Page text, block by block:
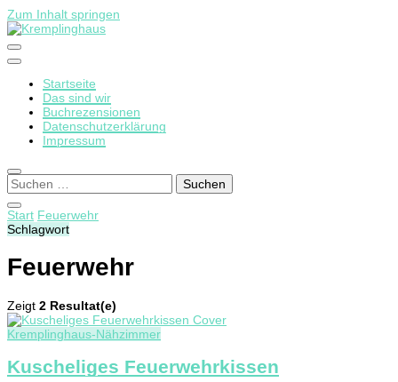
Zum Inhalt springen
Kremplinghaus
Startseite
Das sind wir
Buchrezensionen
Datenschutzerklärung
Impressum
Suchen
nach:
Start Feuerwehr
Schlagwort
Feuerwehr
Zeigt 2 Resultat(e)
Kremplinghaus-Nähzimmer
Kuscheliges Feuerwehrkissen